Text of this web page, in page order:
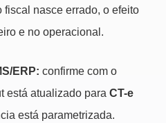
fiscal nasce errado, o efeito
e no operacional.
ERP: confirme com o
está atualizado paraCT-e
está parametrizada.